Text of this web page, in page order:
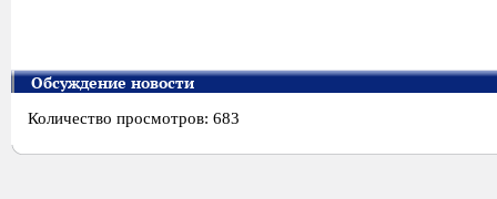
Обсуждение новости
Количество просмотров: 683